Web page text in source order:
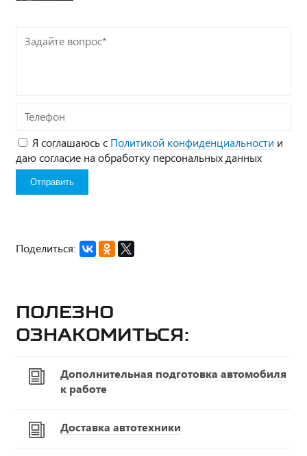
Задайте
Телефон
Я соглашаюсь с Политикой конфиденциальности и
даю согласие на обработку персональных данных
Поделиться:
Полезно
ознакомиться:
Дополнительная подготовка автомобиля
к работе
Доставка автотехники